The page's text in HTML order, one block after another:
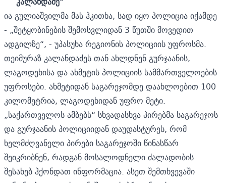
ია გულიაშვილმა მას ჰკითხა, სად იყო პოლიცია იქამდე
- „შეტყობინების შემოსვლიდან 3 წუთში მოვედით
ადგილზე“, - უპასუხა რეგიონის პოლიციის უფროსმა.
თეიმურაზ კალანდაძეს თან ახლდნენ გურჯაანის,
ლაგოდეხისა და ახმეტის პოლიციის სამმართველოების
უფროსები. ახმეტიდან საგარეჯომდე დაახლოებით 100
კილომეტრია, ლაგოდეხიდან უფრო მეტი.
„საქართველოს ამბებს“ სხვადასხვა პირებმა საგარეჯოს
და გურჯაანის პოლიციიდან დაუდასტურეს, რომ
ხელმძღვანელი პირები საგარეჯოში წინასწარ
შეიკრიბნენ, რადგან მოსალოდნელი ძალადობის
შესახებ ჰქონდათ ინფორმაცია. ასეთ შემთხვევაში